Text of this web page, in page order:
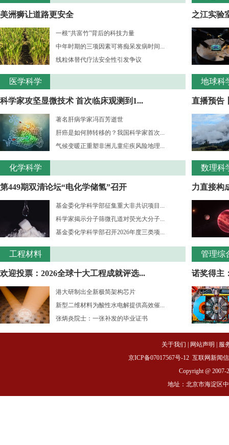
美洲狮让道路更安全
一根“共富竹”背后的科技力量
中年时期的三项因素可将痴呆发病时间...
线粒体替代疗法安全性引发争议
医学科学
科学家攻坚显微技术 首次临床观测到1...
著名肝病学家冯百芳逝世
肝癌是如何肺转移的？我国科学家首次...
气候变暖正重塑非洲儿童疟疾风险地理...
化学科学
第449期双清论坛“电化学储氢”召开
基金委化学科学部征集重大非共识项目...
科学家揭示分子筛微孔道对荧光大分子...
基金委化学科学部召开2026年度三类项...
工程材料
欢迎投票：2026全球十大工程成就评选...
港大研制出全新极简架构芯片
新型二维材料为酸性水电解提供高效催...
张炳炎院士：一张补发的毕业证书
之江实验
地球科
直播预告
数理科
力直接构
管理综
诺奖得主
关于我们 网站声明
服
京ICP备07017567号-12 互联网新闻
Copyright @ 2007-
地址：北京市海淀区